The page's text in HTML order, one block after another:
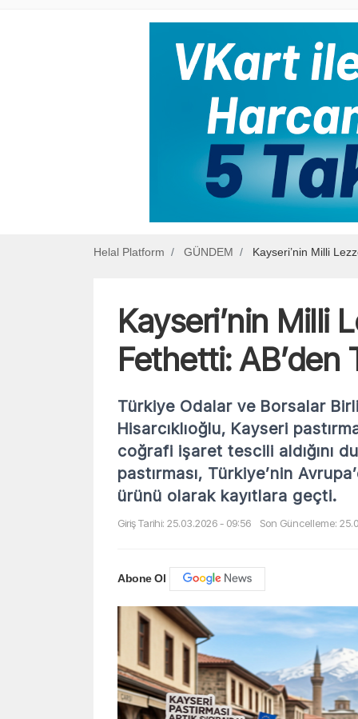
Helal Platform GÜNDEM Kayseri’nin Milli
Kayseri’nin Milli
Fethetti: AB’den
Türkiye Odalar ve Borsalar
Hisarcıklıoğlu, Kayseri
coğrafi işaret tescili aldığını
pastırması, Türkiye’nin
ürünü olarak kayıtlara geçti.
Giriş Tarihi: 25.03.2026 - 09:56 Son Güncelleme:
Abone Ol